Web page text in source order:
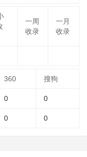
一周
收录
一月
收录
360 搜狗
0 0
0 0